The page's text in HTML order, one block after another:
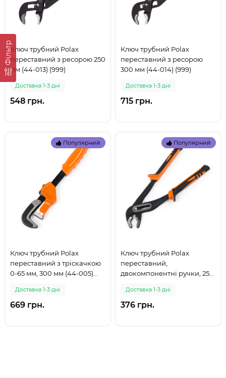
ФільтрКлюч трубний Polax
переставний з ресорою 250
мм (44-013) (999)
Доставка 1-3 дні
548 грн.
Ключ трубний Polax
переставний з ресорою
300 мм (44-014) (999)
Доставка 1-3 дні
715 грн.
Популярний
Ключ трубний Polax
переставний з тріскачкою
0-65 мм, 300 мм (44-005)
Доставка 1-3 дні
669 грн.
Популярний
Ключ трубний Polax
переставний,
двокомпонентні ручки, 250
Доставка 1-3 дні
376 грн.